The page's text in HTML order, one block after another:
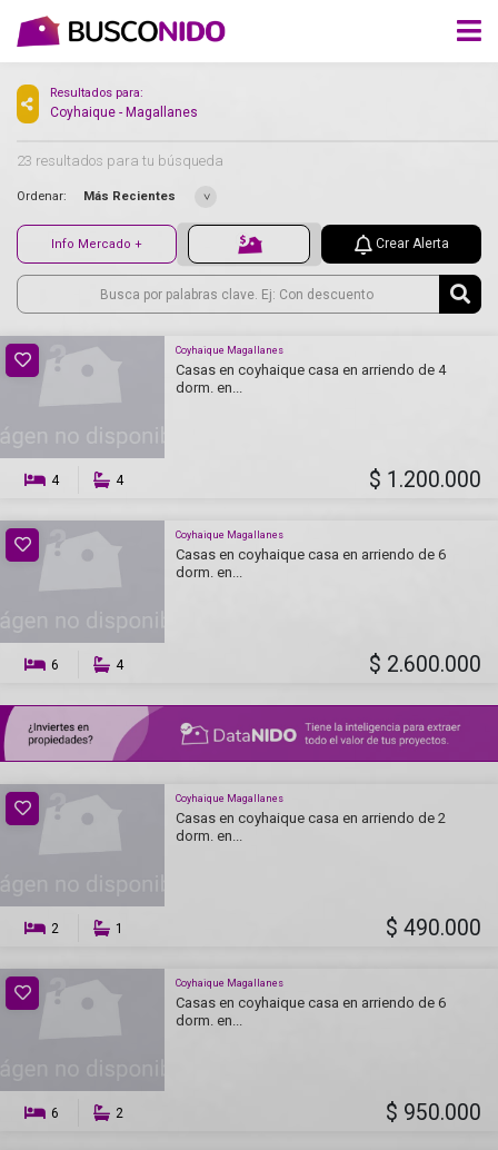
Resultados para:
Coyhaique - Magallanes
23 resultados para tu búsqueda
Ordenar: Más Recientes
Info Mercado + Crear Alerta
Coyhaique Magallanes
Casas en coyhaique casa en arriendo de 4
dorm. en...
4 4 $ 1.200.000
Coyhaique Magallanes
Casas en coyhaique casa en arriendo de 6
dorm. en...
6 4 $ 2.600.000
Coyhaique Magallanes
Casas en coyhaique casa en arriendo de 2
dorm. en...
2 1 $ 490.000
Coyhaique Magallanes
Casas en coyhaique casa en arriendo de 6
dorm. en...
6 2 $ 950.000